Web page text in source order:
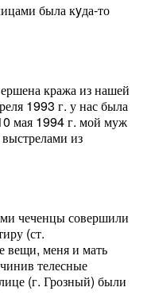
была кyда-то
кража из нашей
1993 г. у нас была
мая 1994 г. мой муж
из
чеченцы совершили
(ст.
вещи, меня и мать
телесные
(г. Грозный) были